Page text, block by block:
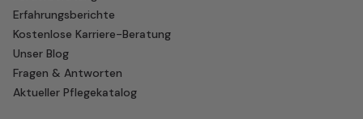
Erfahrungsberichte
Kostenlose Karriere-Beratung
Unser Blog
Fragen & Antworten
Aktueller Pflegekatalog